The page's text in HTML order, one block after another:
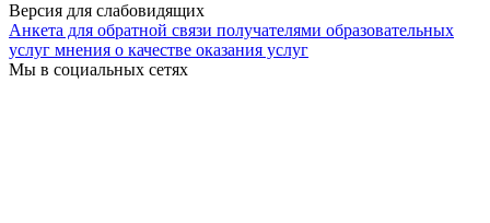
Версия для слабовидящих
Анкета для обратной связи получателями образовательных
услуг мнения о качестве оказания услуг
Мы в социальных сетях